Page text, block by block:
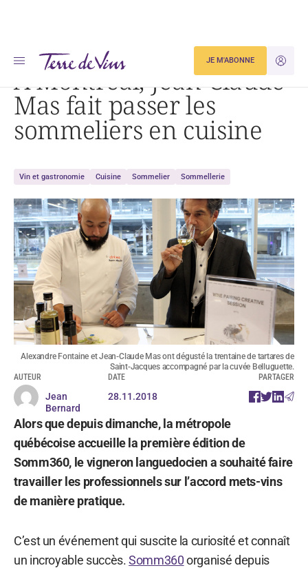
JE
JE M'ABONNE
Accueil À Montréal, Jean-Claude Mas fait passer les sommeliers en cuisine
À Montréal, Jean-Claude
Mas fait passer les
sommeliers en cuisine
Vin et gastronomie Cuisine Sommelier Sommellerie
Alexandre Fontaine et Jean-Claude Mas ont dégusté la trentaine de tartares de
Saint-Jacques accompagné par la cuvée Belluguette.
AUTEUR
Jean
Bernard
DATE
28.11.2018
PARTAGER
Alors que depuis dimanche, la métropole
québécoise accueille la première édition de
Somm360, le vigneron languedocien a souhaité faire
travailler les professionnels sur l’accord mets-vins
de manière pratique.
C’est un événement qui suscite la curiosité et connaît
un incroyable succès.Somm360organisé depuis